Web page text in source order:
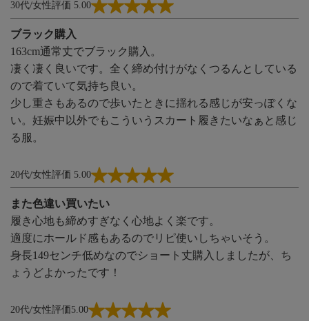
30代/女性評価 5.00
ブラック購入
163cm通常丈でブラック購入。
凄く凄く良いです。全く締め付けがなくつるんとしている
ので着ていて気持ち良い。
少し重さもあるので歩いたときに揺れる感じが安っぽくな
い。妊娠中以外でもこういうスカート履きたいなぁと感じ
る服。
20代/女性評価 5.00
また色違い買いたい
履き心地も締めすぎなく心地よく楽です。
適度にホールド感もあるのでリピ使いしちゃいそう。
身長149センチ低めなのでショート丈購入しましたが、ち
ょうどよかったです！
20代/女性評価5.00